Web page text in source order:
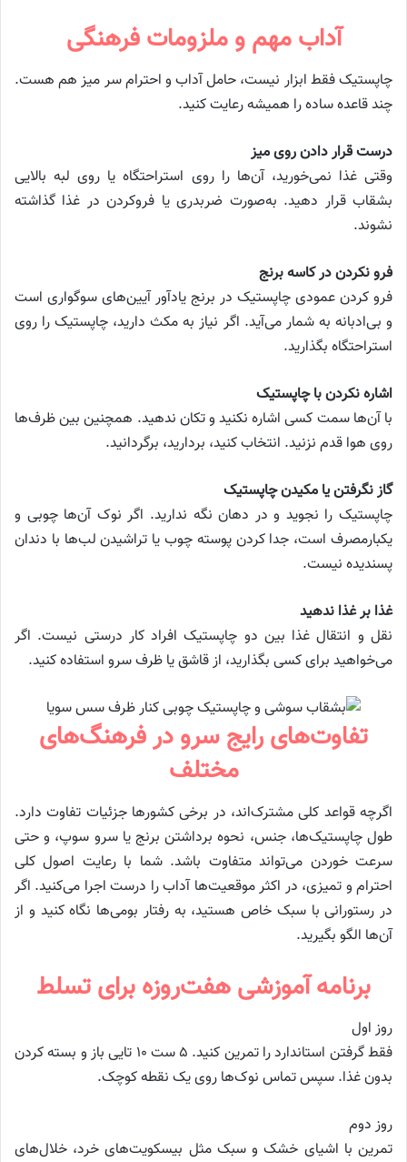
آداب مهم و ملزومات فرهنگی
چاپستیک فقط ابزار نیست، حامل آداب و احترام سر میز هم هست.
چند قاعده ساده را همیشه رعایت کنید.
درست قرار دادن روی میز
وقتی غذا نمی‌خورید، آن‌ها را روی استراحتگاه یا روی لبه بالایی
بشقاب قرار دهید. به‌صورت ضربدری یا فروکردن در غذا گذاشته
نشوند.
فرو نکردن در کاسه برنج
فرو کردن عمودی چاپستیک در برنج یادآور آیین‌های سوگواری است
و بی‌ادبانه به شمار می‌آید. اگر نیاز به مکث دارید، چاپستیک را روی
استراحتگاه بگذارید.
اشاره نکردن با چاپستیک
با آن‌ها سمت کسی اشاره نکنید و تکان ندهید. همچنین بین ظرف‌ها
روی هوا قدم نزنید. انتخاب کنید، بردارید، برگردانید.
گاز نگرفتن یا مکیدن چاپستیک
چاپستیک را نجوید و در دهان نگه ندارید. اگر نوک آن‌ها چوبی و
یکبارمصرف است، جدا کردن پوسته چوب یا تراشیدن لب‌ها با دندان
پسندیده نیست.
غذا بر غذا ندهید
نقل و انتقال غذا بین دو چاپستیک افراد کار درستی نیست. اگر
می‌خواهید برای کسی بگذارید، از قاشق یا ظرف سرو استفاده کنید.
تفاوت‌های رایج سرو در فرهنگ‌های
مختلف
اگرچه قواعد کلی مشترک‌اند، در برخی کشورها جزئیات تفاوت دارد.
طول چاپستیک‌ها، جنس، نحوه برداشتن برنج یا سرو سوپ، و حتی
سرعت خوردن می‌تواند متفاوت باشد. شما با رعایت اصول کلی
احترام و تمیزی، در اکثر موقعیت‌ها آداب را درست اجرا می‌کنید. اگر
در رستورانی با سبک خاص هستید، به رفتار بومی‌ها نگاه کنید و از
آن‌ها الگو بگیرید.
برنامه آموزشی هفت‌روزه برای تسلط
روز اول
فقط گرفتن استاندارد را تمرین کنید. ۵ ست ۱۰ تایی باز و بسته کردن
بدون غذا. سپس تماس نوک‌ها روی یک نقطه کوچک.
روز دوم
تمرین با اشیای خشک و سبک مثل بیسکویت‌های خرد، خلال‌های